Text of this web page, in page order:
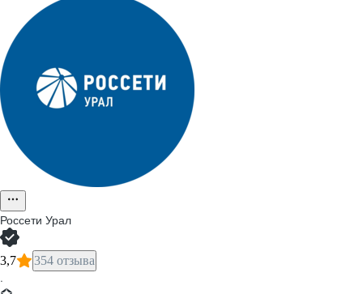
Россети Урал
3,7 354 отзыва
·